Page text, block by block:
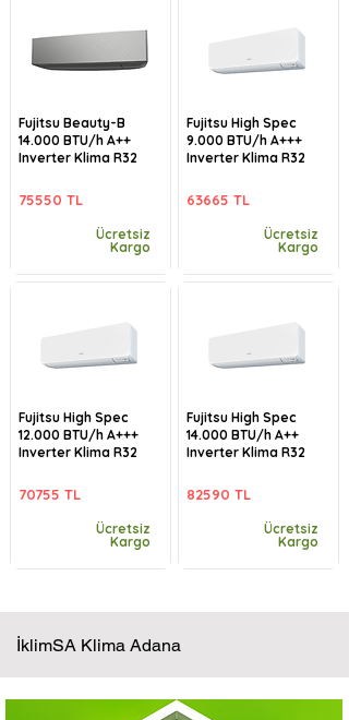
Fujitsu Beauty-B
14.000 BTU/h A++
Inverter Klima R32
75550 TL
Ücretsiz
Kargo
Fujitsu High Spec
12.000 BTU/h A+++
Inverter Klima R32
70755 TL
Ücretsiz
Kargo
Fujitsu High Spec
9.000 BTU/h A+++
Inverter Klima R32
63665 TL
Ücretsiz
Kargo
Fujitsu High Spec
14.000 BTU/h A++
Inverter Klima R32
82590 TL
Ücretsiz
Kargo
İklimSA Klima Adana